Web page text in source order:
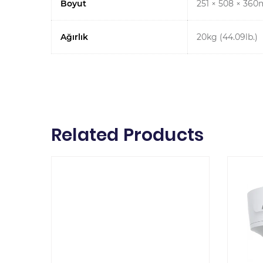
Boyut 251 × 508 ×
Ağırlık 20kg (44.09lb.)
Related Products